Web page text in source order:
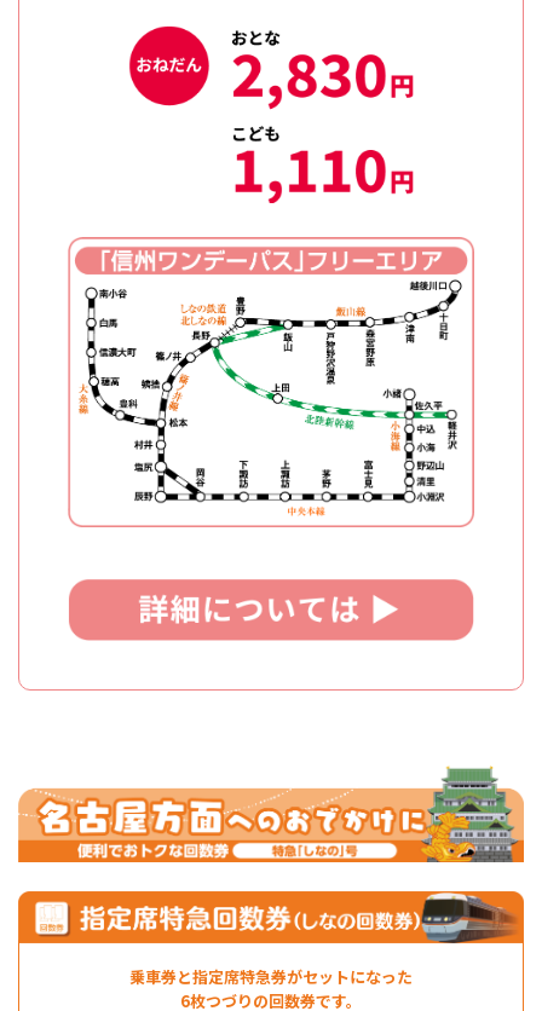
乗車券と指定席特急券がセットになった
6枚つづりの回数券です。